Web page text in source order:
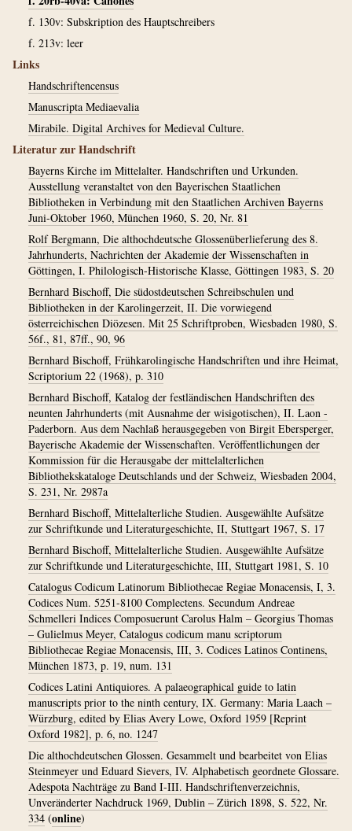
f. 130v: Subskription des Hauptschreibers
f. 213v: leer
Links
Handschriftencensus
Manuscripta Mediaevalia
Mirabile. Digital Archives for Medieval Culture.
Literatur zur Handschrift
Bayerns Kirche im Mittelalter. Handschriften und Urkunden.
Ausstellung veranstaltet von den Bayerischen Staatlichen
Bibliotheken in Verbindung mit den Staatlichen Archiven Bayerns
Juni-Oktober 1960, München 1960, S. 20, Nr. 81
Rolf Bergmann, Die althochdeutsche Glossenüberlieferung des 8.
Jahrhunderts, Nachrichten der Akademie der Wissenschaften in
Göttingen, I. Philologisch-Historische Klasse, Göttingen 1983, S. 20
Bernhard Bischoff, Die südostdeutschen Schreibschulen und
Bibliotheken in der Karolingerzeit, II. Die vorwiegend
österreichischen Diözesen. Mit 25 Schriftproben, Wiesbaden 1980, S.
56f., 81, 87ff., 90, 96
Bernhard Bischoff, Frühkarolingische Handschriften und ihre Heimat,
Scriptorium 22 (1968), p. 310
Bernhard Bischoff, Katalog der festländischen Handschriften des
neunten Jahrhunderts (mit Ausnahme der wisigotischen), II. Laon -
Paderborn. Aus dem Nachlaß herausgegeben von Birgit Ebersperger,
Bayerische Akademie der Wissenschaften. Veröffentlichungen der
Kommission für die Herausgabe der mittelalterlichen
Bibliothekskataloge Deutschlands und der Schweiz, Wiesbaden 2004,
S. 231, Nr. 2987a
Bernhard Bischoff, Mittelalterliche Studien. Ausgewählte Aufsätze
zur Schriftkunde und Literaturgeschichte, II, Stuttgart 1967, S. 17
Bernhard Bischoff, Mittelalterliche Studien. Ausgewählte Aufsätze
zur Schriftkunde und Literaturgeschichte, III, Stuttgart 1981, S. 10
Catalogus Codicum Latinorum Bibliothecae Regiae Monacensis, I, 3.
Codices Num. 5251-8100 Complectens. Secundum Andreae
Schmelleri Indices Composuerunt Carolus Halm – Georgius Thomas
– Gulielmus Meyer, Catalogus codicum manu scriptorum
Bibliothecae Regiae Monacensis, III, 3. Codices Latinos Continens,
München 1873, p. 19, num. 131
Codices Latini Antiquiores. A palaeographical guide to latin
manuscripts prior to the ninth century, IX. Germany: Maria Laach –
Würzburg, edited by Elias Avery Lowe, Oxford 1959 [Reprint
Oxford 1982], p. 6, no. 1247
Die althochdeutschen Glossen. Gesammelt und bearbeitet von Elias
Steinmeyer und Eduard Sievers, IV. Alphabetisch geordnete Glossare.
Adespota Nachträge zu Band I-III. Handschriftenverzeichnis,
Unveränderter Nachdruck 1969, Dublin – Zürich 1898, S. 522, Nr.
334 (online)